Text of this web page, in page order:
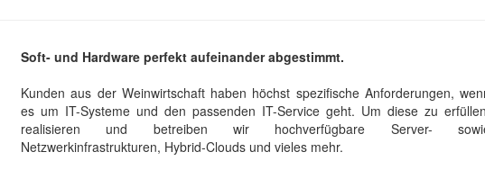
Soft- und Hardware perfekt aufeinander abgestimmt.
Kunden aus der Weinwirtschaft haben höchst spezifische Anforderungen,
es um IT-Systeme und den passenden IT-Service geht. Um diese zu
realisieren und betreiben wir hochverfügbare Server-
Netzwerkinfrastrukturen, Hybrid-Clouds und vieles mehr.